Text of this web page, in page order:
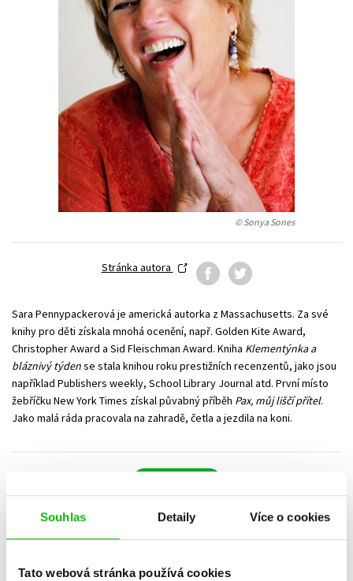
Souhlas Detaily Více o cookies
Tato webová stránka používá cookies
Young adult (SK)
Zahraniční literatura Zdraví a životní styl
Všechny tituly
© Sonya Sones
Stránka autora
Sara Pennypackerová je americká autorka z Massachusetts. Za své
knihy pro děti získala mnohá ocenění, např. Golden Kite Award,
Christopher Award a Sid Fleischman Award. Kniha Klementýnka a
bláznivý týdense stala knihou roku prestižních recenzentů, jako jsou
například Publishers weekly, School Library Journal atd. První místo
žebříčku New York Times získal půvabný příběh Pax, můj liščí přítel.
Jako malá ráda pracovala na zahradě, četla a jezdila na koni.
Datum vydání Prodejnost
Název